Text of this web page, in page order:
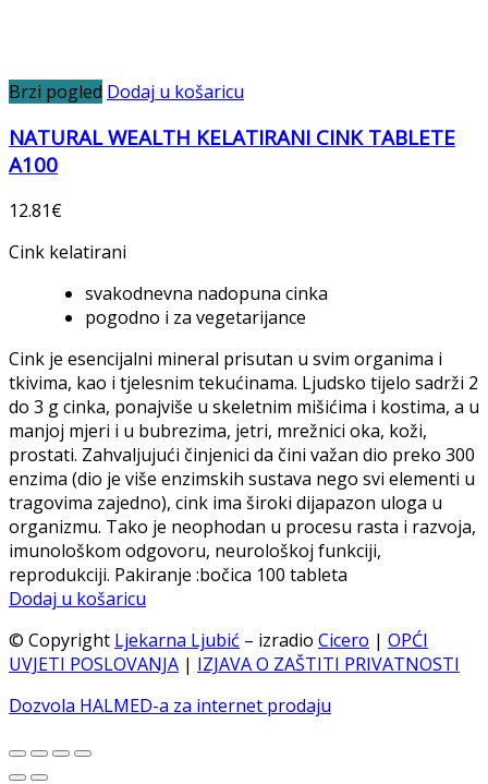
Brzi pogled Dodaj u košaricu
NATURAL WEALTH KELATIRANI CINK TABLETE
A100
12.81€
Cink kelatirani
svakodnevna nadopuna cinka
pogodno i za vegetarijance
Cink je esencijalni mineral prisutan u svim organima i
tkivima, kao i tjelesnim tekućinama. Ljudsko tijelo sadrži 2
do 3 g cinka, ponajviše u skeletnim mišićima i kostima, a u
manjoj mjeri i u bubrezima, jetri, mrežnici oka, koži,
prostati. Zahvaljujući činjenici da čini važan dio preko 300
enzima (dio je više enzimskih sustava nego svi elementi u
tragovima zajedno), cink ima široki dijapazon uloga u
organizmu. Tako je neophodan u procesu rasta i razvoja,
imunološkom odgovoru, neurološkoj funkciji,
reprodukciji. Pakiranje :bočica 100 tableta
Dodaj u košaricu
© Copyright Ljekarna Ljubić – izradio Cicero | OPĆI
UVJETI POSLOVANJA | IZJAVA O ZAŠTITI PRIVATNOSTI
Dozvola HALMED-a za internet prodaju